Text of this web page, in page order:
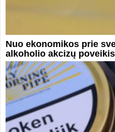
Nuo ekonomikos prie
alkoholio akcizų